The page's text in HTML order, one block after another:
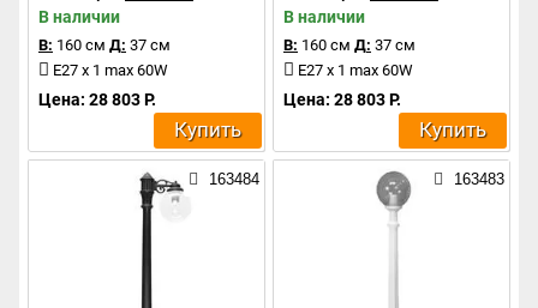
В наличии
В: 160 см Д: 37 см
E27 x 1 max 60W
Цена: 28 803 Р.
Купить
В наличии
В: 160 см Д: 37 см
E27 x 1 max 60W
Цена: 28 803 Р.
Купить
163484 163483